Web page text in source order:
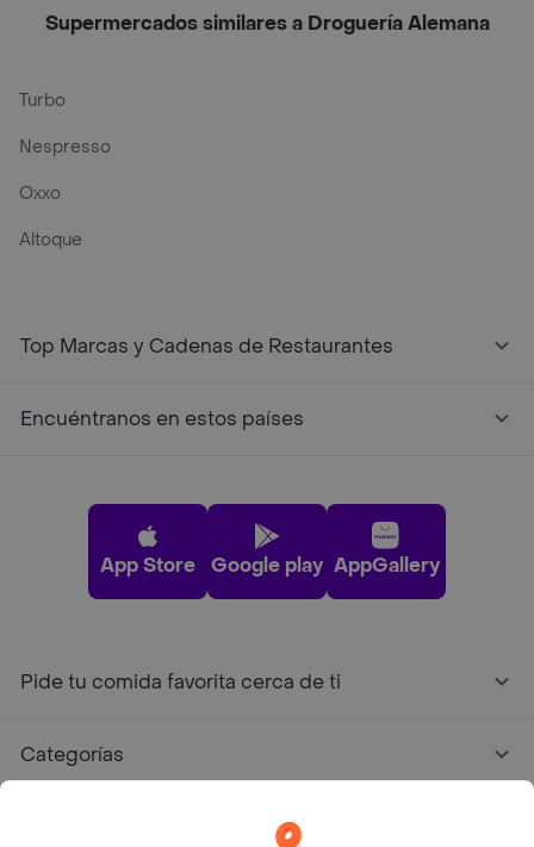
Supermercados similares a Droguería Alemana
Turbo
Nespresso
Oxxo
Altoque
Top Marcas y Cadenas de Restaurantes
Encuéntranos en estos países
App Store Google play AppGallery
Pide tu comida favorita cerca de ti
Categorías